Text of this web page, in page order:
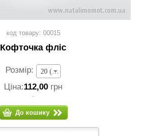
код товару: 00015
Кофточка фліс
Розмір: 20 (зріст 62-68 см) - 112,00 грн
Ціна:112,00 грн
До кошику